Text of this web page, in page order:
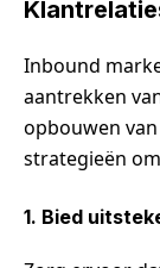
Inbound
aantrekken
opbouwen
strategieën
1. Bied